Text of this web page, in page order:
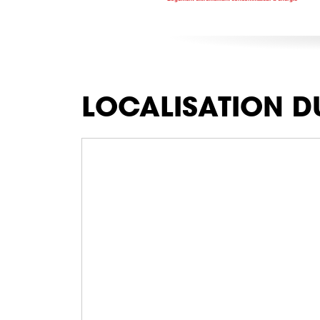
LOCALISATION